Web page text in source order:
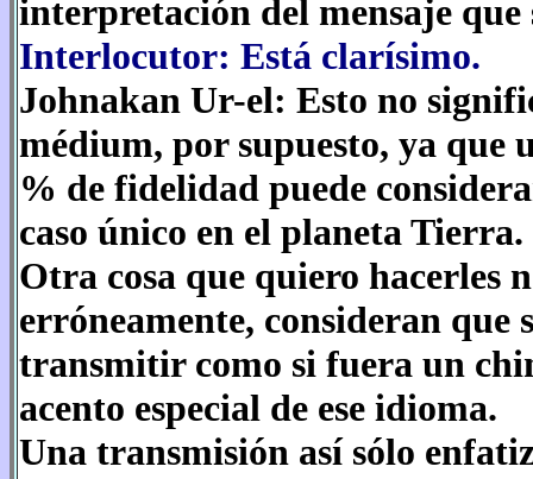
interpretación del mensaje
Interlocutor: Está clarísimo.
Johnakan Ur-el: Esto no
médium, por supuesto, ya que
% de fidelidad puede
caso único en el planeta Tierra.
Otra cosa que quiero hacerles
erróneamente, consideran
transmitir como si fuera un
acento especial de ese idioma.
Una transmisión así sólo